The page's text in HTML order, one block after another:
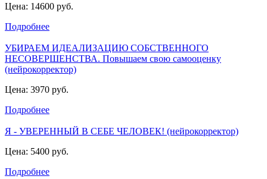
Цена: 14600 руб.
Подробнее
УБИРАЕМ ИДЕАЛИЗАЦИЮ СОБСТВЕННОГО
НЕСОВЕРШЕНСТВА. Повышаем свою самооценку
(нейрокорректор)
Цена: 3970 руб.
Подробнее
Я - УВЕРЕННЫЙ В СЕБЕ ЧЕЛОВЕК! (нейрокорректор)
Цена: 5400 руб.
Подробнее